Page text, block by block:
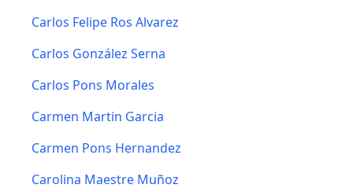
Carlos Felipe Ros Alvarez
Carlos González Serna
Carlos Pons Morales
Carmen Martin Garcia
Carmen Pons Hernandez
Carolina Maestre Muñoz